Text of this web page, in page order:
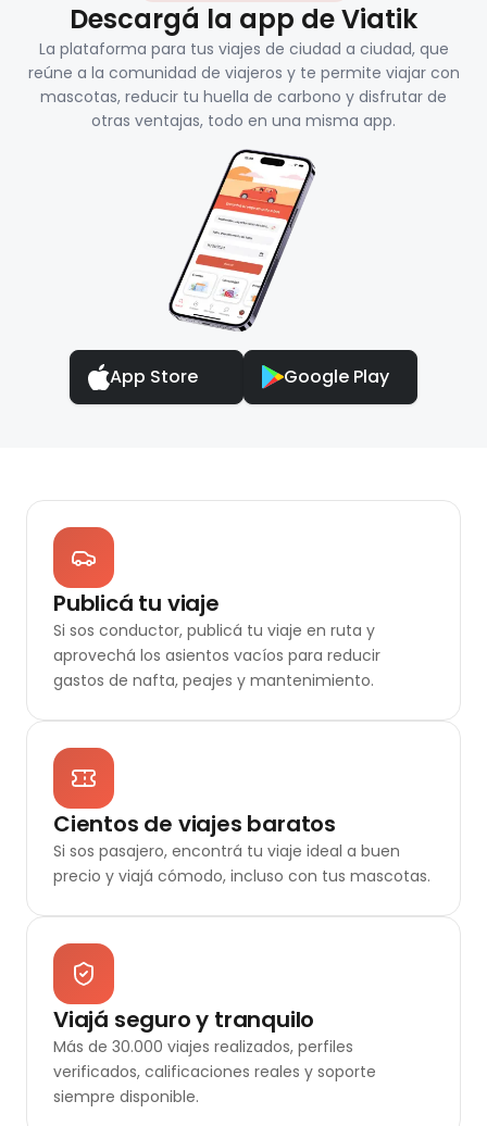
Descargá la app de Viatik
La plataforma para tus viajes de ciudad a ciudad, que
reúne a la comunidad de viajeros y te permite viajar con
mascotas, reducir tu huella de carbono y disfrutar de
otras ventajas, todo en una misma app.
App Store Google Play
Publicá tu viaje
Si sos conductor, publicá tu viaje en ruta y
aprovechá los asientos vacíos para reducir
gastos de nafta, peajes y mantenimiento.
Cientos de viajes baratos
Si sos pasajero, encontrá tu viaje ideal a buen
precio y viajá cómodo, incluso con tus mascotas.
Viajá seguro y tranquilo
Más de 30.000 viajes realizados, perfiles
verificados, calificaciones reales y soporte
siempre disponible.